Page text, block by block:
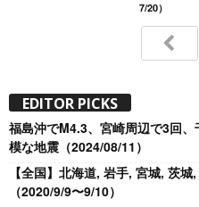
7/20）
EDITOR PICKS
福島沖でM4.3、宮崎周辺で3回
模な地震（2024/08/11）
【全国】北海道, 岩手, 宮城, 茨
（2020/9/9〜9/10）